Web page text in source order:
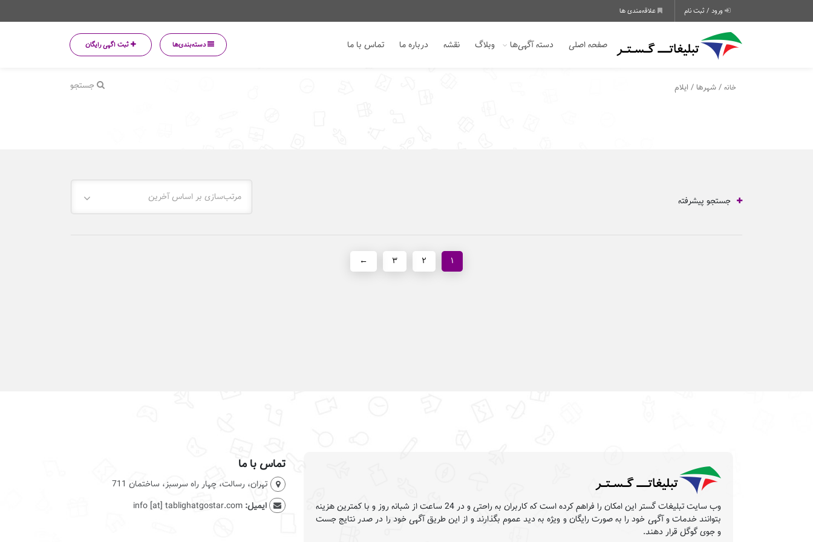
ورود / ثبت نام علاقه‌مندی ها
صفحه اصلی دسته آگهی‌ها وبلاگ نقشه درباره ما تماس با ما دسته‌بندی‌ها ثبت اگهی رایگان
جستجو خانه / شهرها / ایلام
مرتب‌سازی بر اساس آخرین جستجو پیشرفته
۱ ۲ ۳ ←
وب سایت تبلیغات گستر این امکان را فراهم کرده است که کاربران به راحتی و در 24 ساعت از شبانه روز و با کمترین هزینه
بتوانند خدمات و آگهی خود را به صورت رایگان و ویژه به دید عموم بگذارند و از این طریق آگهی خود را در صدر نتایج جست
و جوی گوگل قرار دهند.
تماس با ما
تهران، رسالت، چهار راه سرسبز، ساختمان 711
ایمیل: info [at] tablighatgostar.com